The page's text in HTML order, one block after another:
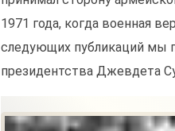
1971 года, когда военная
следующих публикаций мы
президентства Джевдета